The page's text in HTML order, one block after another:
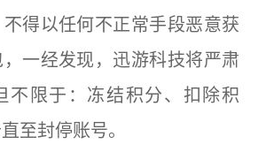
得以任何不正常手段恶意获
一经发现，迅游科技将严肃
不限于：冻结积分、扣除积
至封停账号。